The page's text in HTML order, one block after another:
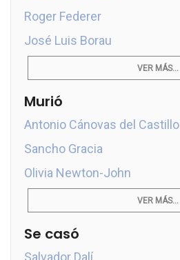
Roger Federer
José Luis Borau
VER MÁS...
Murió
Antonio Cánovas del Castillo
Sancho Gracia
Olivia Newton-John
VER MÁS...
Se casó
Salvador Dalí